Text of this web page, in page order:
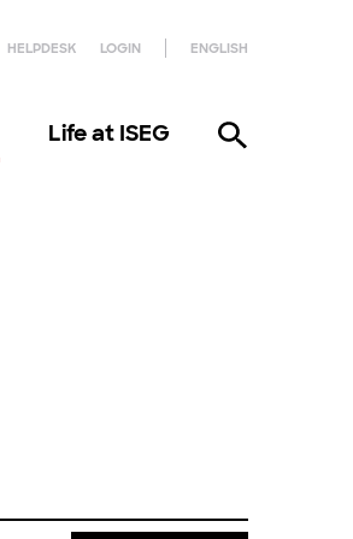
HELPDESK LOGIN ENGLISH
Life at ISEG